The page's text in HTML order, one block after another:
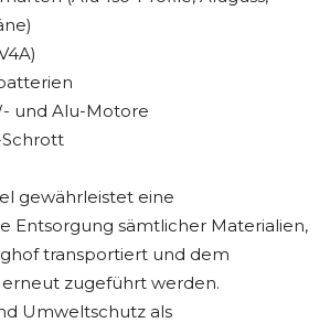
und Alu-Motore
Schrott
gewährleistet eine
Entsorgung sämtlicher Materialien,
transportiert und dem
zugeführt werden.
Umweltschutz als